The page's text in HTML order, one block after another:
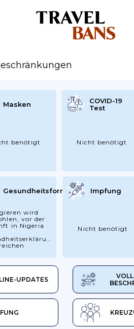
UPDATES
Masken
benötigt
COVID-19
Test
Nicht benötigt
Gesundheitsformular
wird
vor der
in Nigeria
Impfung
Nicht benötigt